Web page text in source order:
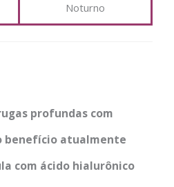
Noturno
profundas com
benefício atualmente
com ácido hialurônico